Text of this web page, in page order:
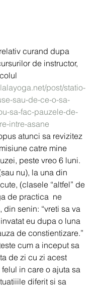
curand dupa
de instructor,
post/statio-
sau-de-ce-o-sa-
sa-fac-pauzele-de-
intre-asane
catre mine
peste vreo 6 luni.
nu), la una din
(clasele “altfel” de
de practica  ne
din senin: “vreti sa va
eu dupa o luna
de constientizare.”
cum a inceput sa
de zi cu zi acest
felul in care o ajuta sa
diferit si sa